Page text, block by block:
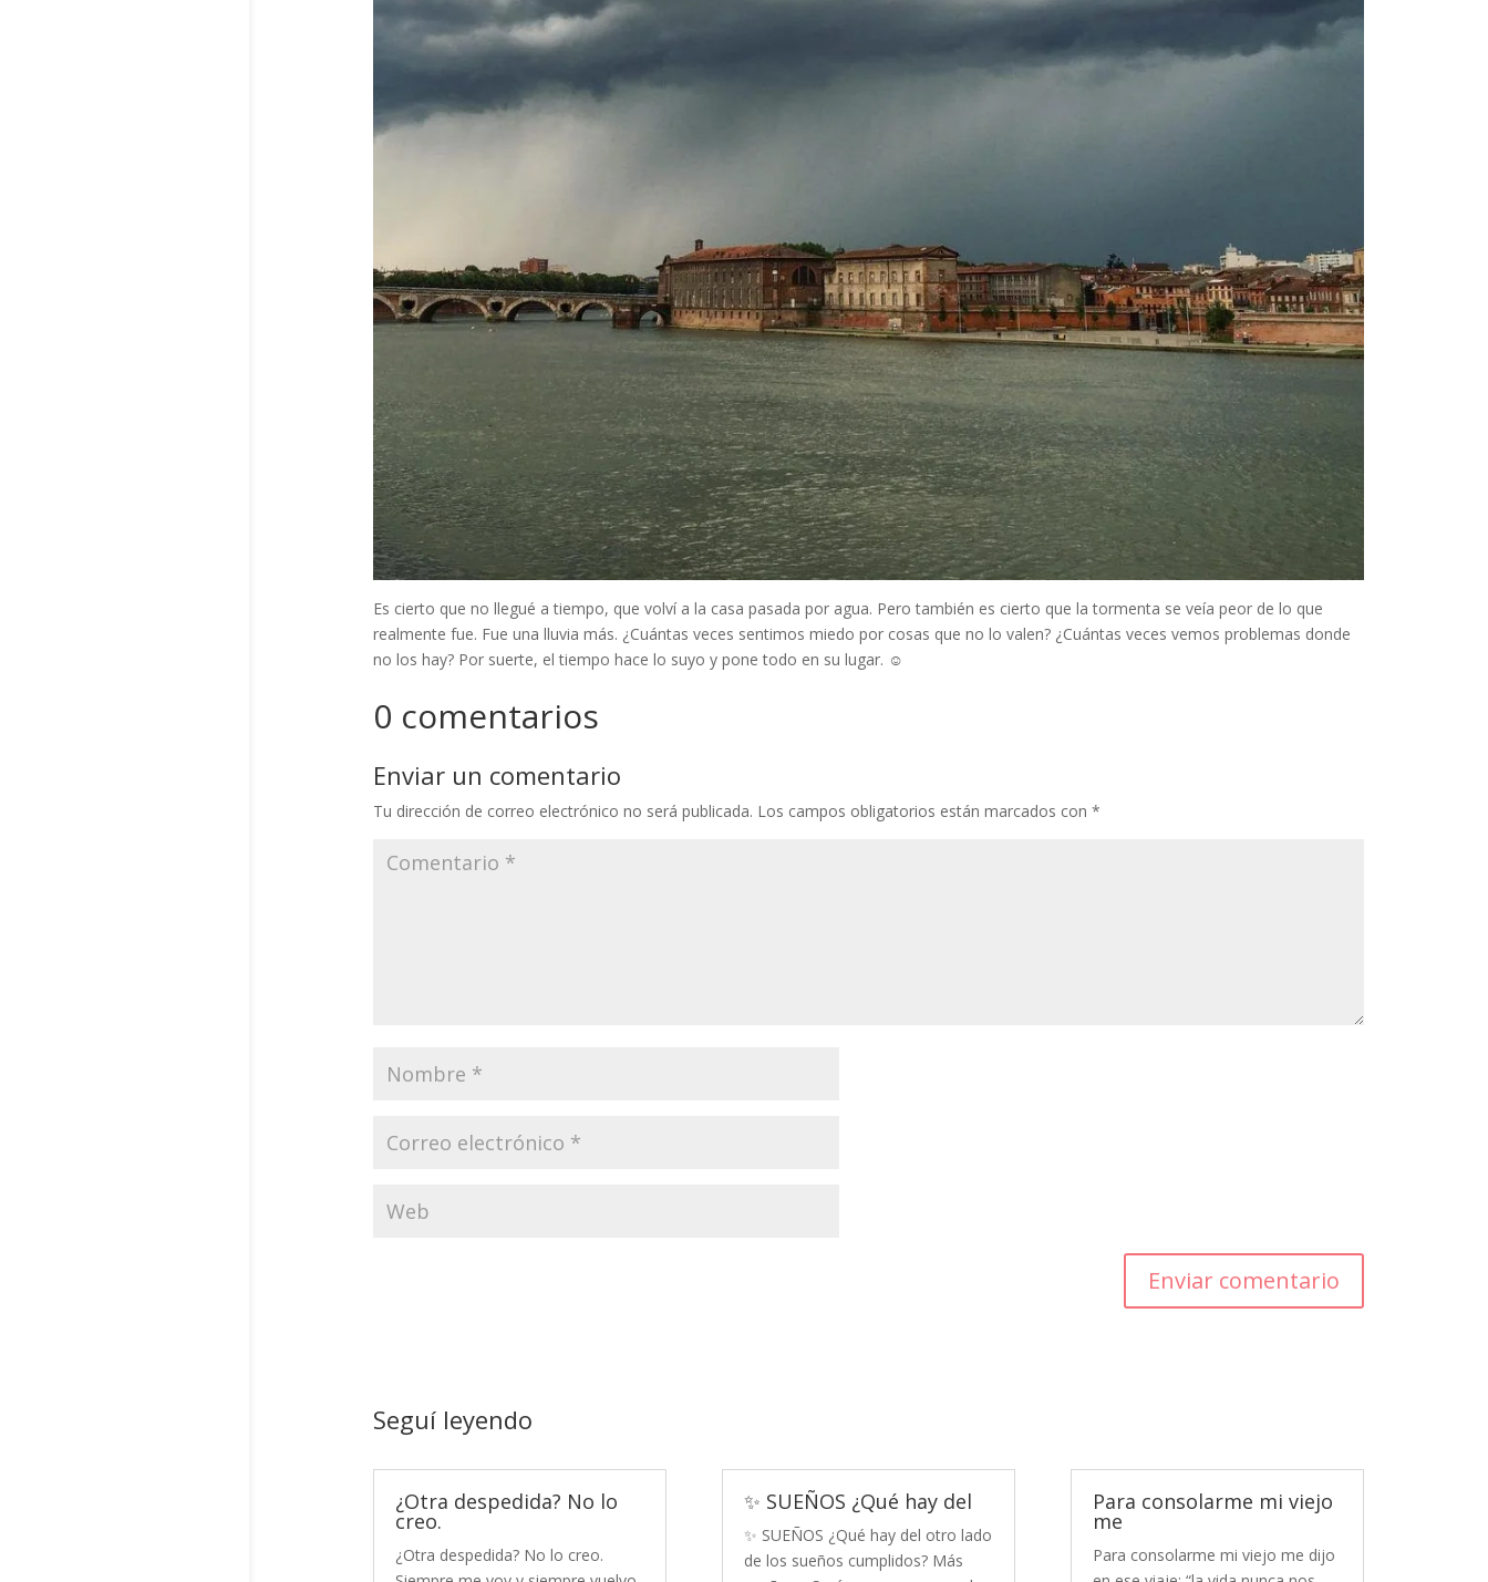
Es cierto que no llegué a tiempo, que volví a la casa pasada por agua. Pero también es cierto que la tormenta se veía peor de lo que
realmente fue. Fue una lluvia más. ¿Cuántas veces sentimos miedo por cosas que no lo valen? ¿Cuántas veces vemos problemas donde
no los hay? Por suerte, el tiempo hace lo suyo y pone todo en su lugar. ☺️
0 comentarios
Enviar un comentario
Tu dirección de correo electrónico no será publicada. Los campos obligatorios están marcados con *
Enviar comentario
Seguí leyendo
¿Otra despedida? No lo
creo.
¿Otra despedida? No lo creo.
✨ SUEÑOS ¿Qué hay del
✨ SUEÑOS ¿Qué hay del otro lado
de los sueños cumplidos? Más
Para consolarme mi viejo
me
Para consolarme mi viejo me dijo